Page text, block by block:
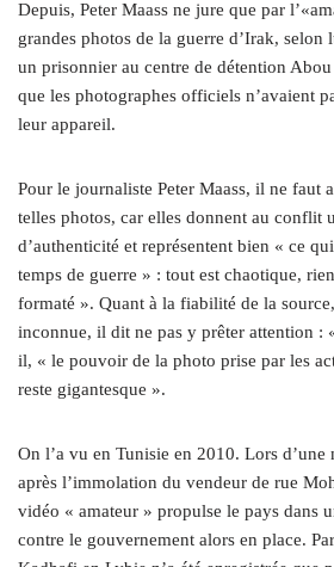
Depuis, Peter Maass ne jure que par
grandes photos de la guerre d’Irak, selon
un prisonnier au centre de détention
que les photographes officiels n’avaient
leur appareil.
Pour le journaliste Peter Maass, il ne faut
telles photos, car elles donnent au conflit
d’authenticité et représentent bien « ce
temps de guerre » : tout est chaotique,
formaté ». Quant à la fiabilité de la
inconnue, il dit ne pas y prêter attention :
il, « le pouvoir de la photo prise par les
reste gigantesque ».
On l’a vu en Tunisie en 2010. Lors d’une
après l’immolation du vendeur de rue
vidéo « amateur » propulse le pays dans
contre le gouvernement alors en place.